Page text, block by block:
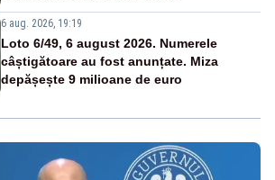
6 aug. 2026, 19:19
Loto 6/49, 6 august 2026. Numerele
câștigătoare au fost anunțate. Miza
depășește 9 milioane de euro